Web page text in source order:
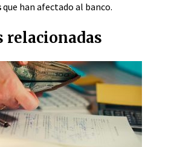
que han afectado al banco.
relacionadas